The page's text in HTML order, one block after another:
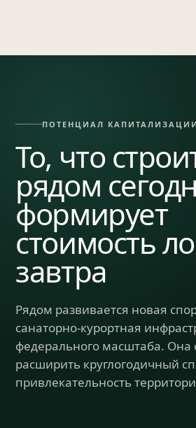
ПОТЕНЦИАЛ КАПИТАЛИЗАЦИИ
То, что
рядом
формирует
стоимость
завтра
Рядом развивается новая
санаторно-курортная
федерального масштаба. Она
расширить круглогодичный
привлекательность